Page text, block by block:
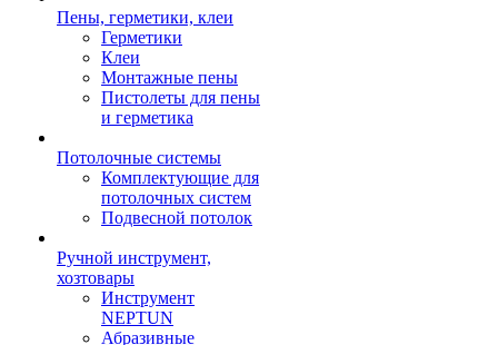
Пены, герметики, клеи
Герметики
Клеи
Монтажные пены
Пистолеты для пены
и герметика
Потолочные системы
Комплектующие для
потолочных систем
Подвесной потолок
Ручной инструмент,
хозтовары
Инструмент
NEPTUN
Абразивные